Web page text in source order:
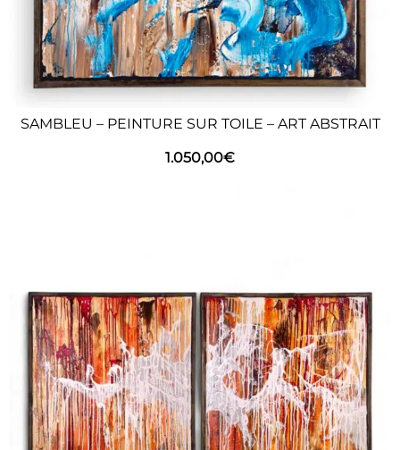
SAMBLEU – PEINTURE SUR TOILE – ART ABSTRAIT
1.050,00€